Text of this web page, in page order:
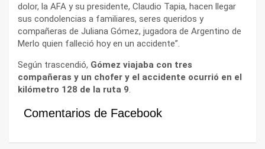
dolor, la AFA y su presidente, Claudio Tapia, hacen llegar
sus condolencias a familiares, seres queridos y
compañeras de Juliana Gómez, jugadora de Argentino de
Merlo quien falleció hoy en un accidente”.
Según trascendió, Gómez viajaba con tres
compañeras y un chofer y el accidente ocurrió en el
kilómetro 128 de la ruta 9.
Comentarios de Facebook